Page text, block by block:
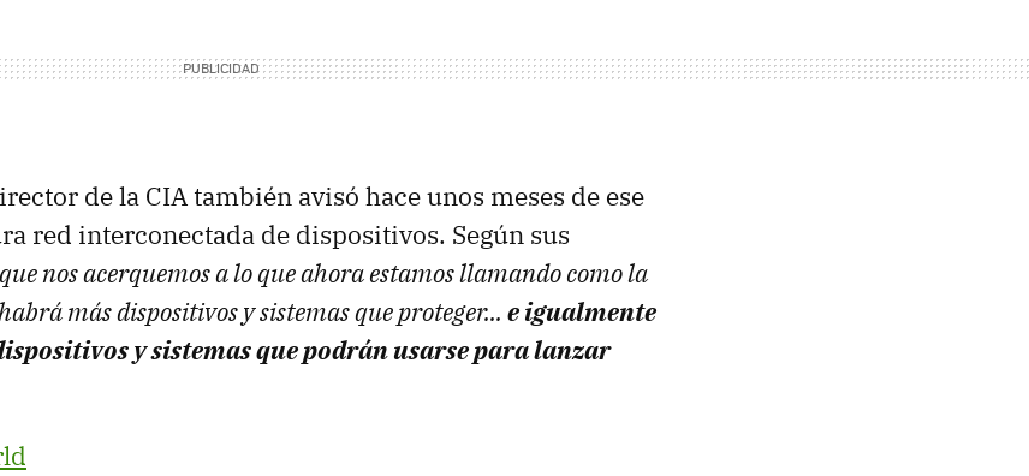
de la CIA también avisó hace unos meses de ese
red interconectada de dispositivos. Según sus
nos acerquemos a lo que ahora estamos llamando como la
más dispositivos y sistemas que proteger... e igualmente
y sistemas que podrán usarse para lanzar